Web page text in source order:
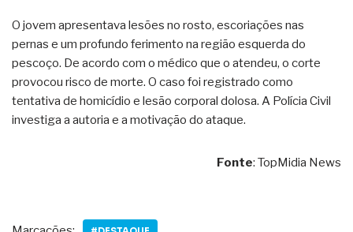
O jovem apresentava lesões no rosto, escoriações nas
pernas e um profundo ferimento na região esquerda do
pescoço. De acordo com o médico que o atendeu, o corte
provocou risco de morte. O caso foi registrado como
tentativa de homicídio e lesão corporal dolosa. A Polícia Civil
investiga a autoria e a motivação do ataque.
Fonte: TopMidia News